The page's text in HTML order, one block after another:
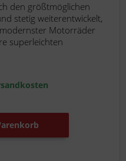
den größtmöglichen
stetig weiterentwickelt,
Motorräder
superleichten